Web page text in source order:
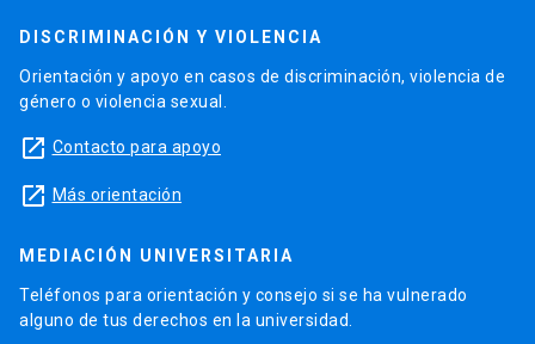
DISCRIMINACIÓN Y VIOLENCIA
Orientación y apoyo en casos de discriminación, violencia de
género o violencia sexual.
launch Contacto para apoyo
launch Más orientación
MEDIACIÓN UNIVERSITARIA
Teléfonos para orientación y consejo si se ha vulnerado
alguno de tus derechos en la universidad.